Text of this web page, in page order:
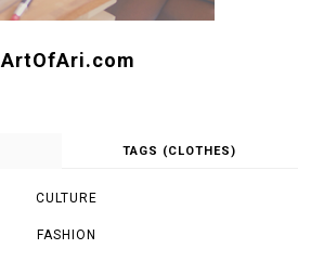
ArtOfAri.com
TAGS (CLOTHES)
CULTURE
FASHION